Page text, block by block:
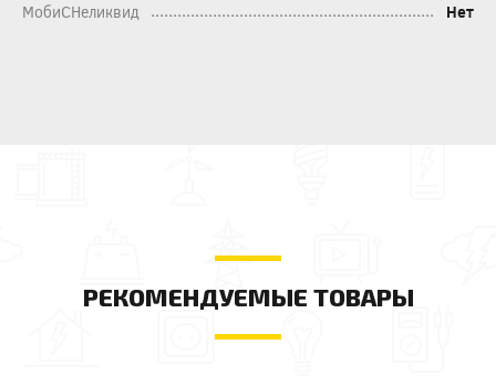
МобиСНеликвид Нет
РЕКОМЕНДУЕМЫЕ ТОВАРЫ